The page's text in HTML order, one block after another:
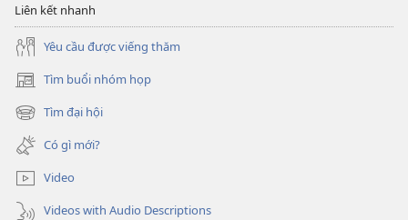
Liên kết nhanh
Yêu cầu được viếng thăm
Tìm buổi nhóm họp
(mở
cửa
sổ
mới)
Tìm đại hội
(mở
cửa
sổ
mới)
Có gì mới?
Video
Videos with Audio Descriptions